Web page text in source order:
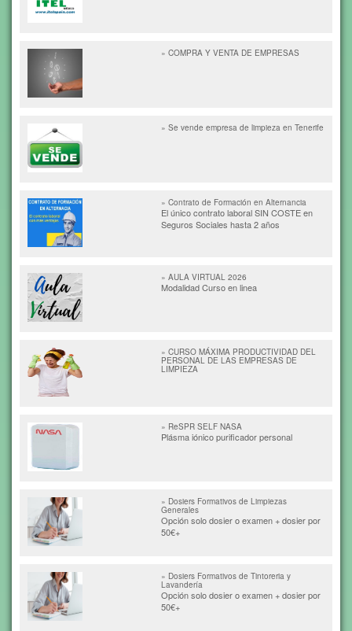
» COMPRA Y VENTA DE EMPRESAS
» Se vende empresa de limpieza en Tenerife
» Contrato de Formación en Alternancia
El único contrato laboral SIN COSTE en
Seguros Sociales hasta 2 años
» AULA VIRTUAL 2026
Modalidad Curso en linea
» CURSO MÁXIMA PRODUCTIVIDAD DEL
PERSONAL DE LAS EMPRESAS DE
LIMPIEZA
» ReSPR SELF NASA
Plásma iónico purificador personal
» Dosiers Formativos de Limpiezas
Generales
Opción solo dosier o examen + dosier por
50€+
» Dosiers Formativos de Tintoreria y
Lavandería
Opción solo dosier o examen + dosier por
50€+